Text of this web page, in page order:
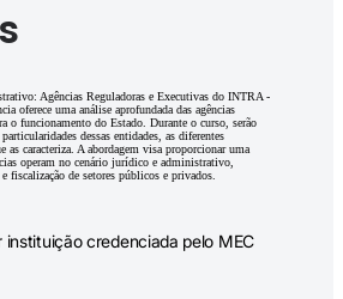
Agências Reguladoras e Executivas do INTRA -
oferece uma análise aprofundada das agências
o funcionamento do Estado. Durante o curso, serão
dessas entidades, as diferentes
as caracteriza. A abordagem visa proporcionar uma
operam no cenário jurídico e administrativo,
fiscalização de setores públicos e privados.
credenciada pelo MEC